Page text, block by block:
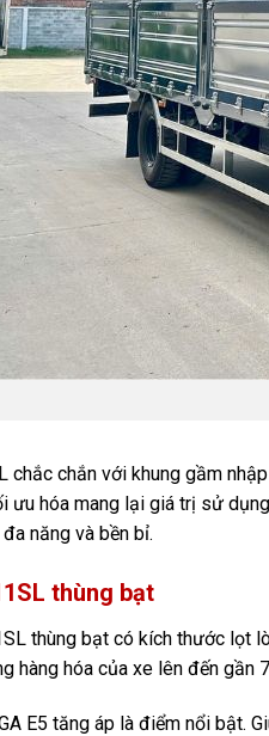
chắc chắn với khung gầm
ưu hóa mang lại giá trị sử
năng và bền bỉ.
thùng bạt
thùng bạt có kích thước lọt
hàng hóa của xe lên đến gần
E5 tăng áp là điểm nổi bật.